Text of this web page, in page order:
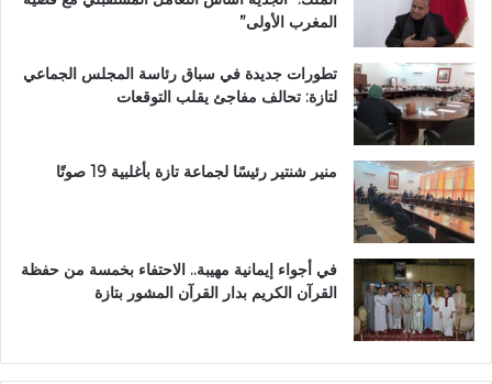
م
ة
ب
ل
المغرب الأولى”
تطورات جديدة في سباق رئاسة المجلس الجماعي
لتازة: تحالف مفاجئ يقلب التوقعات
منير شنتير رئيسًا لجماعة تازة بأغلبية 19 صوتًا
في أجواء إيمانية مهيبة.. الاحتفاء بخمسة من حفظة
القرآن الكريم بدار القرآن المشور بتازة